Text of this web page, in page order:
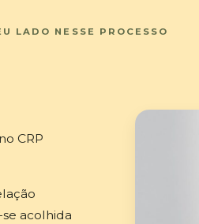
LADO NESSE PROCESSO
CRP
acolhida